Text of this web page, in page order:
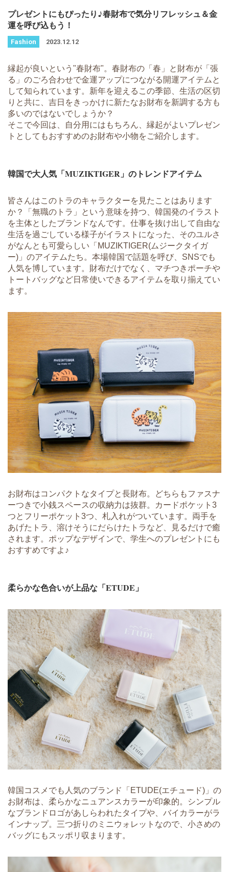
プレゼントにもぴったり♪春財布で気分リフレッシュ＆金
運を呼び込もう！
2023.12.12
縁起が良いという"春財布"。春財布の「春」と財布が「張
る」のごろ合わせで金運アップにつながる開運アイテムと
して知られています。新年を迎えるこの季節、生活の区切
りと共に、吉日をきっかけに新たなお財布を新調する方も
多いのではないでしょうか？
そこで今回は、自分用にはもちろん、縁起がよいプレゼン
トとしてもおすすめのお財布や小物をご紹介します。
韓国で大人気「MUZIKTIGER」のトレンドアイテム
皆さんはこのトラのキャラクターを見たことはあります
か？「無職のトラ」という意味を持つ、韓国発のイラスト
を主体としたブランドなんです。仕事を抜け出して自由な
生活を過ごしている様子がイラストになった、そのユルさ
がなんとも可愛らしい「MUZIKTIGER(ムジークタイガ
ー)」のアイテムたち。本場韓国で話題を呼び、SNSでも
人気を博しています。財布だけでなく、マチつきポーチや
トートバッグなど日常使いできるアイテムを取り揃えてい
ます。
お財布はコンパクトなタイプと長財布。どちらもファスナ
ーつきで小銭スペースの収納力は抜群。カードポケット3
つとフリーポケット3つ、札入れがついています。両手を
あげたトラ、溶けそうにだらけたトラなど、見るだけで癒
されます。ポップなデザインで、学生へのプレゼントにも
おすすめですよ♪
柔らかな色合いが上品な「ETUDE」
韓国コスメでも人気のブランド「ETUDE(エチュード)」の
お財布は、柔らかなニュアンスカラーが印象的。シンプル
なブランドロゴがあしらわれたタイプや、バイカラーがラ
インナップ。三つ折りのミニウォレットなので、小さめの
バッグにもスッポリ収まります。